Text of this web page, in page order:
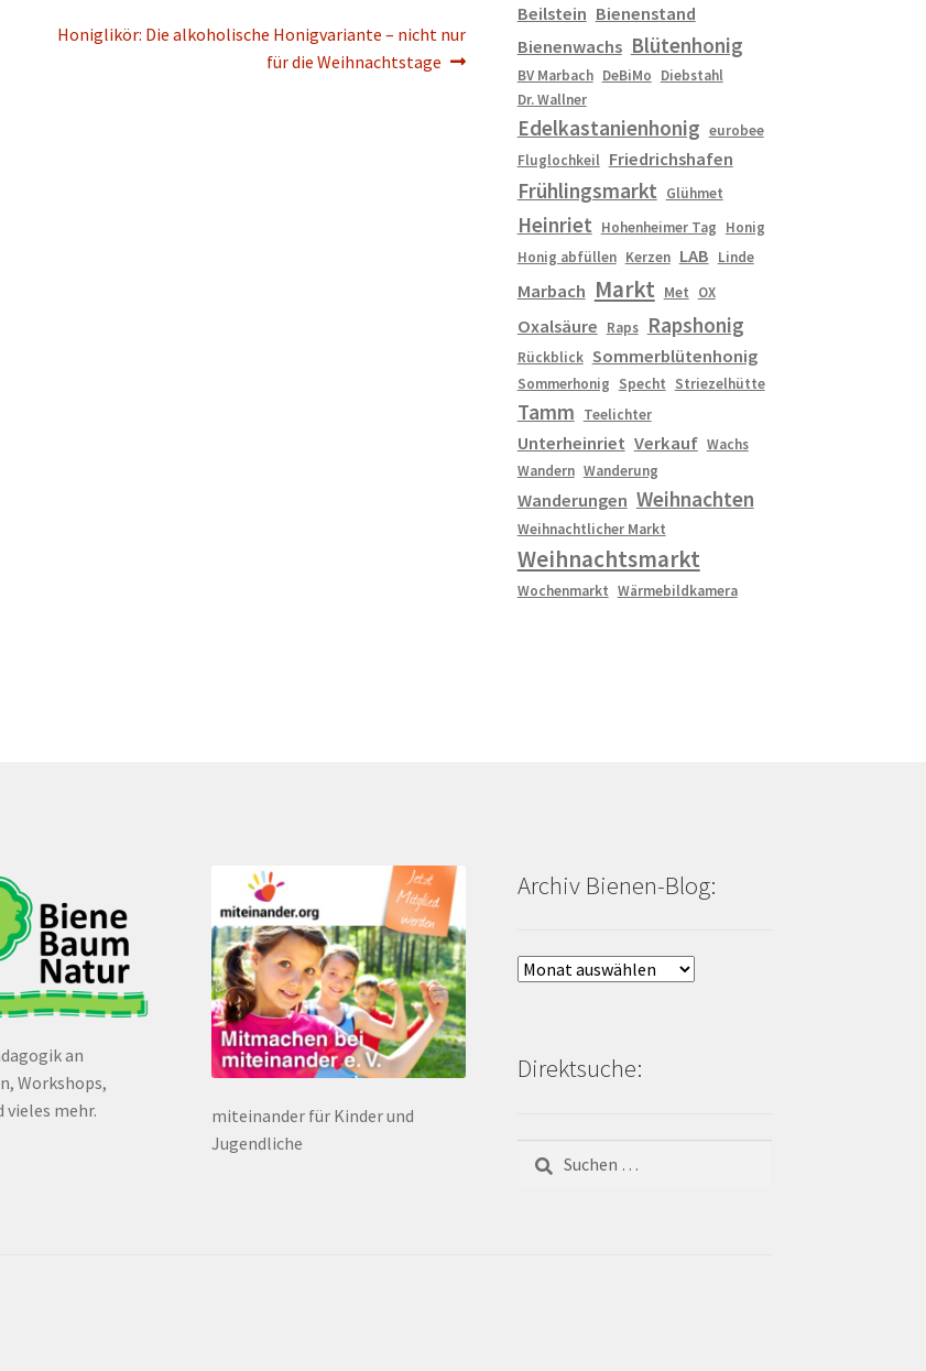
Nächster
Honiglikör: Die alkoholische Honigvariante – nicht nur
für die Weihnachtstage
Beilstein Bienenstand
Bienenwachs Blütenhonig
BV Marbach DeBiMo Diebstahl
Dr. Wallner
Edelkastanienhonig eurobee
Fluglochkeil Friedrichshafen
Frühlingsmarkt Glühmet
Heinriet Hohenheimer Tag Honig
Honig abfüllen Kerzen LAB Linde
Marbach Markt Met OX
Oxalsäure Raps Rapshonig
Rückblick Sommerblütenhonig
Sommerhonig Specht Striezelhütte
Tamm Teelichter
Unterheinriet Verkauf Wachs
Wandern Wanderung
Wanderungen Weihnachten
Weihnachtlicher Markt
Weihnachtsmarkt
Wochenmarkt Wärmebildkamera
an
Workshops,
vieles mehr.
miteinander für Kinder und
Jugendliche
Archiv Bienen-Blog:
Archiv
Direktsuche:
nach: